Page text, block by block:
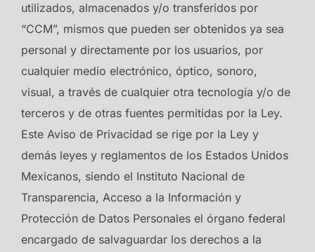
utilizados, almacenados y/o transferidos por
“CCM”, mismos que pueden ser obtenidos ya sea
personal y directamente por los usuarios, por
cualquier medio electrónico, óptico, sonoro,
visual, a través de cualquier otra tecnología y/o de
terceros y de otras fuentes permitidas por la Ley.
Este Aviso de Privacidad se rige por la Ley y
demás leyes y reglamentos de los Estados Unidos
Mexicanos, siendo el Instituto Nacional de
Transparencia, Acceso a la Información y
Protección de Datos Personales el órgano federal
encargado de salvaguardar los derechos a la